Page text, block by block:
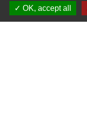
OK, accept all